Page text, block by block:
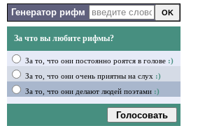
Генератор рифм
За что вы любите рифмы?
За то, что они постоянно роятся в голове :)
За то, что они очень приятны на слух :)
За то, что они делают людей поэтами :)
Голосовать